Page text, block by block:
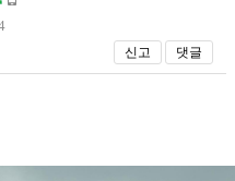
신고 댓글